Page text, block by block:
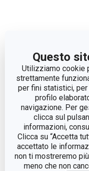
Questo
Utilizziamo cookie
strettamente
per fini statistici,
profilo
navigazione. Per
clicca sul
informazioni,
Clicca su “Accetta
accettato le
non ti mostreremo
meno che non
Coltello arrosto AZZA
Visualizza